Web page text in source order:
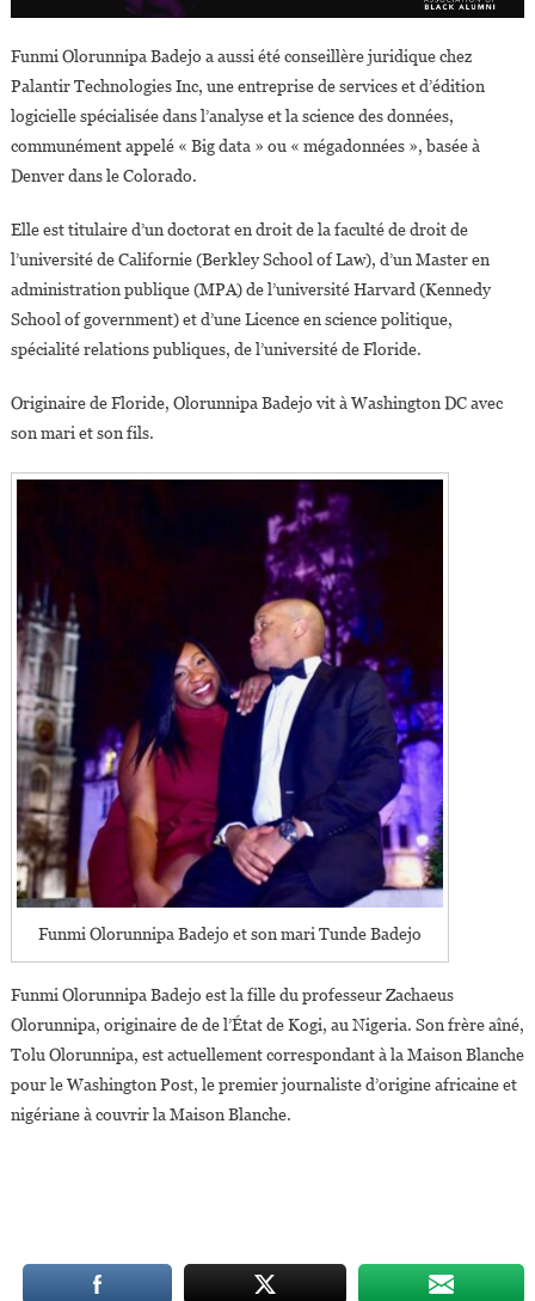
Funmi Olorunnipa Badejo a aussi été conseillère juridique chez
Palantir Technologies Inc, une entreprise de services et d’édition
logicielle spécialisée dans l’analyse et la science des données,
communément appelé « Big data » ou « mégadonnées », basée à
Denver dans le Colorado.
Elle est titulaire d’un doctorat en droit de la faculté de droit de
l’université de Californie (Berkley School of Law), d’un Master en
administration publique (MPA) de l’université Harvard (Kennedy
School of government) et d’une Licence en science politique,
spécialité relations publiques, de l’université de Floride.
Originaire de Floride, Olorunnipa Badejo vit à Washington DC avec
son mari et son fils.
Funmi Olorunnipa Badejo et son mari Tunde Badejo
Funmi Olorunnipa Badejo est la fille du professeur Zachaeus
Olorunnipa, originaire de de l’État de Kogi, au Nigeria. Son frère aîné,
Tolu Olorunnipa, est actuellement correspondant à la Maison Blanche
pour le Washington Post, le premier journaliste d’origine africaine et
nigériane à couvrir la Maison Blanche.